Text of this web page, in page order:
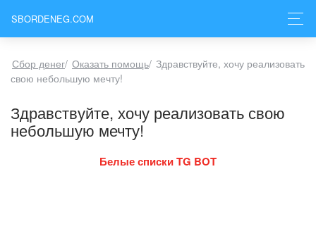
SBORDENEG.COM
Сбор денег/ Оказать помощь/ Здравствуйте, хочу реализовать
свою небольшую мечту!
Здравствуйте, хочу реализовать свою
небольшую мечту!
Белые списки TG BOT